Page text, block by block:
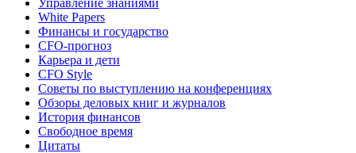
Управление знаниями
White Papers
Финансы и государство
CFO-прогноз
Карьера и дети
CFO Style
Советы по выступлению на конференциях
Обзоры деловых книг и журналов
История финансов
Свободное время
Цитаты